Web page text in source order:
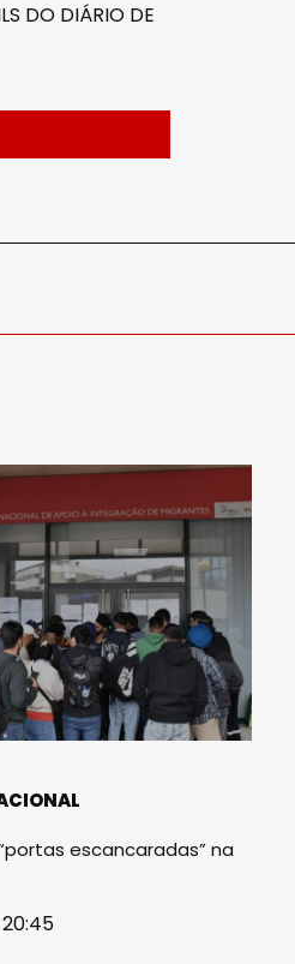
DO DIÁRIO DE
escancaradas” na